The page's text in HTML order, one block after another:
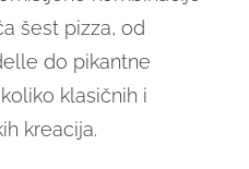
šest pizza, od
do pikantne
klasičnih i
kreacija.